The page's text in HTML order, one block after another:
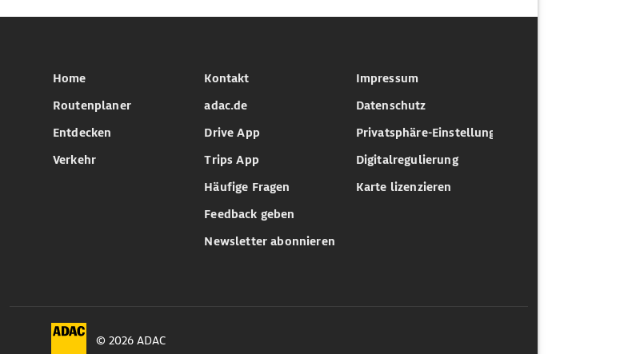
Home
Routenplaner
Entdecken
Verkehr
Kontakt
adac.de
Drive App
Trips App
Häufige Fragen
Feedback geben
Newsletter abonnieren
Impressum
Datenschutz
Privatsphäre-Einstellungen
Digitalregulierung
Karte lizenzieren
© 2026 ADAC